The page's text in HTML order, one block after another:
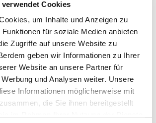
verwendet Cookies
um Inhalte und Anzeigen zu
für soziale Medien anbieten
Zugriffe auf unsere Website zu
geben wir Informationen zu Ihrer
Website an unsere Partner für
und Analysen weiter. Unsere
Informationen möglicherweise mit
die Sie ihnen bereitgestellt
Bundes-landes bei
in Nordrhein-Westfalen mit ihrer
der kom-menden Jahre
Parteien im Landtag haben wir
onen mit Fragen
die für uns und unsere Mitglieder
So-bald uns die Antworten